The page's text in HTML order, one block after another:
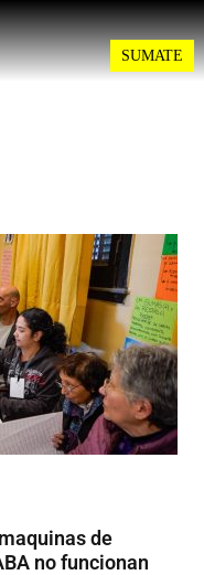
SUMATE
de
no funcionan